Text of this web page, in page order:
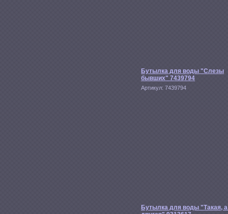
Бутылка для воды "Слезы
бывших" 7439794
Артикул: 7439794
Бутылка для воды "Такая,